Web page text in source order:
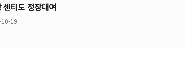
티도 정장대여
19